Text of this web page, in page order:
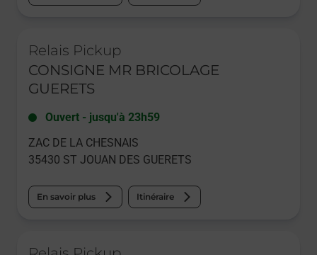
Relais Pickup
CONSIGNE MR BRICOLAGE
GUERETS
Ouvert - jusqu'à 23h59
ZAC DE LA CHESNAIS
35430 ST JOUAN DES GUERETS
En savoir plus Itinéraire